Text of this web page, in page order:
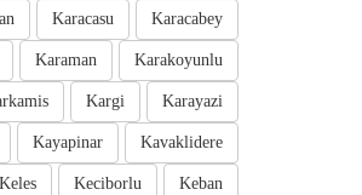
Karacabey
Karacasu
Karakoyunlu
Karaman
Karayazi
Kargi
Kavaklidere
Kayapinar
Keban
Keciborlu
Keles